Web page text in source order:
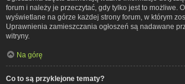
forum i należy je przeczytać, gdy tylko jest to możliwe.
wyświetlane na górze każdej strony forum, w którym
Uprawnienia zamieszczania ogłoszeń są nadawane
witryny.
Na górę
Co to są przyklejone tematy?